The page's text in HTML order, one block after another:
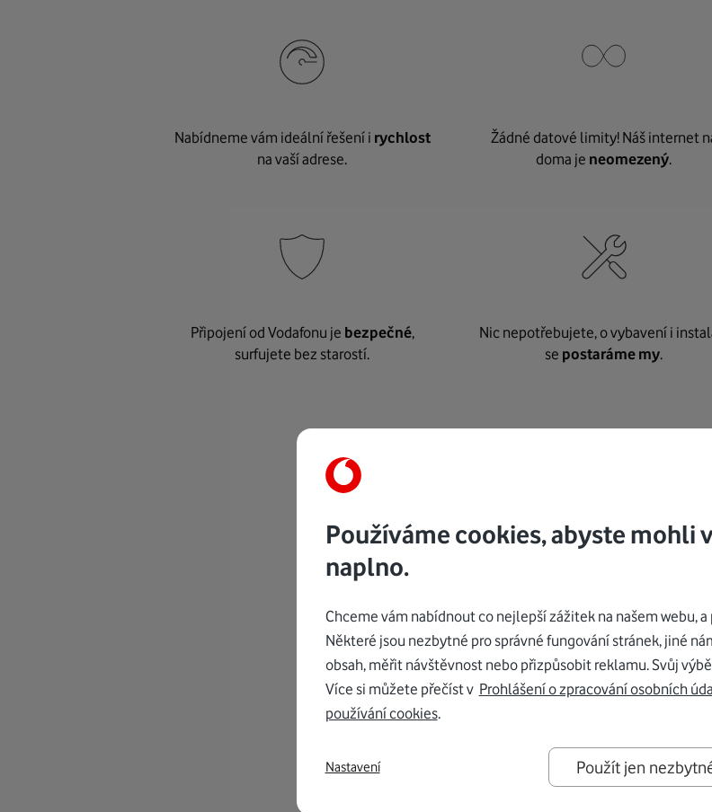
Nabídneme vám ideální řešení i rychlost
na vaší adrese.
Žádné datové limity! Náš internet
doma je neomezený.
Připojení od Vodafonu je bezpečné,
surfujete bez starostí.
Nic nepotřebujete, o vybavení i
se postaráme my.
Používáme cookies, abyste mohli
naplno.
Chceme vám nabídnout co nejlepší zážitek na našem webu,
Některé jsou nezbytné pro správné fungování stránek, jiné
obsah, měřit návštěvnost nebo přizpůsobit reklamu. Svůj
Více si můžete přečíst v Prohlášení o zpracování osobních
používání cookies.
Použít jen
Nastavení